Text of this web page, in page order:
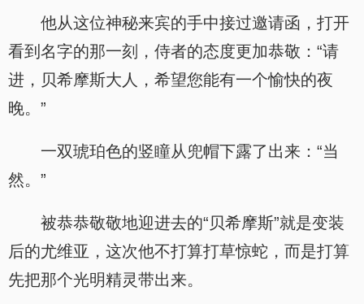
他从这位神秘来宾的手中接过邀请函，打开
看到名字的那一刻，侍者的态度更加恭敬：“请
进，贝希摩斯大人，希望您能有一个愉快的夜
晚。”
一双琥珀色的竖瞳从兜帽下露了出来：“当
然。”
被恭恭敬敬地迎进去的“贝希摩斯”就是变装
后的尤维亚，这次他不打算打草惊蛇，而是打算
先把那个光明精灵带出来。